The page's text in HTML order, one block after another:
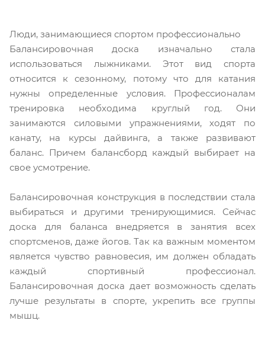
Люди, занимающиеся спортом профессионально
Балансировочная доска изначально стала
использоваться лыжниками. Этот вид спорта
относится к сезонному, потому что для катания
нужны определенные условия. Профессионалам
тренировка необходима круглый год. Они
занимаются силовыми упражнениями, ходят по
канату, на курсы дайвинга, а также развивают
баланс. Причем балансборд каждый выбирает на
свое усмотрение.
Балансировочная конструкция в последствии стала
выбираться и другими тренирующимися. Сейчас
доска для баланса внедряется в занятия всех
спортсменов, даже йогов. Так ка важным моментом
является чувство равновесия, им должен обладать
каждый спортивный профессионал.
Балансировочная доска дает возможность сделать
лучше результаты в спорте, укрепить все группы
мышц.